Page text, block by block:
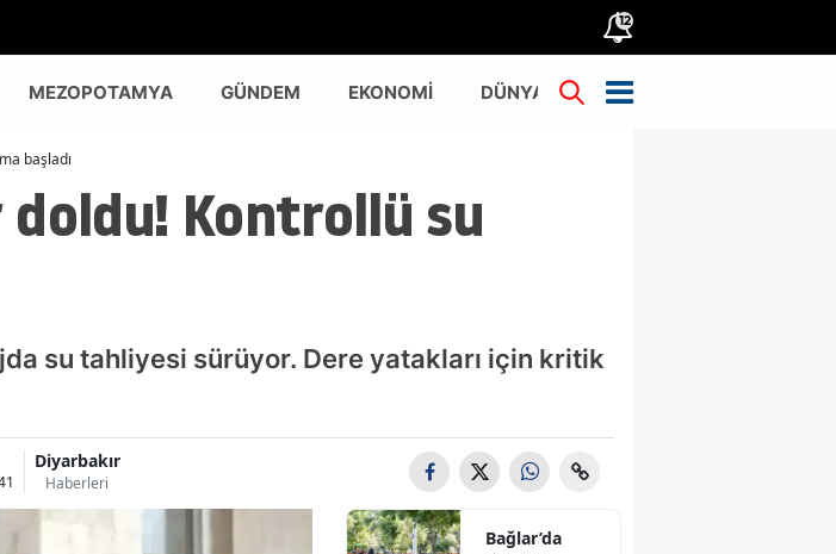
12
MEZOPOTAMYA GÜNDEM EKONOMİ DÜNYA TÜRKİYE
başladı
doldu! Kontrollü su
su tahliyesi sürüyor. Dere yatakları için kritik
Diyarbakır
Haberleri
Bağlar’da